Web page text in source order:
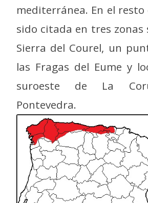
mediterránea. En el resto
sido citada en tres zonas
Sierra del Courel, un
las Fragas del Eume y
suroeste de La
Pontevedra.